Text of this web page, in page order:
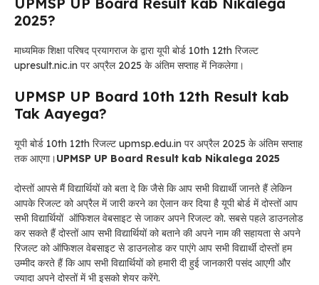
2025?
माध्यमिक शिक्षा परिषद प्रयागराज के द्वारा यूपी बोर्ड 10th 12th रिजल्ट
upresult.nic.in पर अप्रैल 2025 के अंतिम सप्ताह में निकलेगा।
UPMSP UP Board 10th 12th Result kab
Tak Aayega?
यूपी बोर्ड 10th 12th रिजल्ट upmsp.edu.in पर अप्रैल 2025 के अंतिम सप्ताह
तक आएगा।UPMSP UP Board Result kab Nikalega 2025
दोस्तों आपसे मैं विद्यार्थियों को बता दे कि जैसे कि आप सभी विद्यार्थी जानते हैं लेकिन
आपके रिजल्ट को अप्रैल में जारी करने का ऐलान कर दिया है यूपी बोर्ड में दोस्तों आप
सभी विद्यार्थियों ऑफिशल वेबसाइट से जाकर अपने रिजल्ट को. सबसे पहले डाउनलोड
कर सकते हैं दोस्तों आप सभी विद्यार्थियों को बताने की अपने नाम की सहायता से अपने
रिजल्ट को ऑफिशल वेबसाइट से डाउनलोड कर पाएंगे आप सभी विद्यार्थी दोस्तों हम
उम्मीद करते हैं कि आप सभी विद्यार्थियों को हमारी दी हुई जानकारी पसंद आएगी और
ज्यादा अपने दोस्तों में भी इसको शेयर करेंगे.